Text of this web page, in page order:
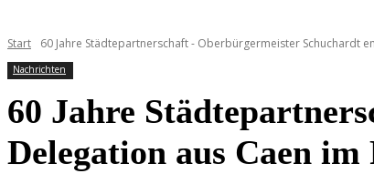
Start 60 Jahre Städtepartnerschaft - Oberbürgermeister Schuchardt
Nachrichten
60 Jahre
Delegation aus Caen im